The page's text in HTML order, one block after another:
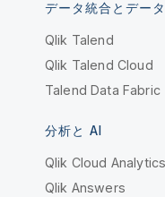
データ統合とデー
Qlik Talend
Qlik Talend Cloud
Talend Data Fabric
分析と AI
Qlik Cloud Analytics
Qlik Answers